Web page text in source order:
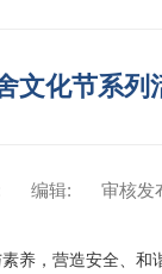
文化节系列
编辑: 审核发
，营造安全、